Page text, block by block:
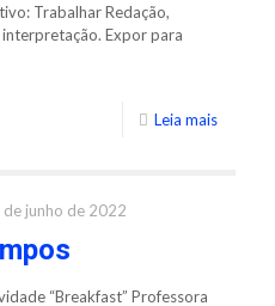
Trabalhar Redação,
Expor para
Leia mais
de junho de 2022
“Breakfast” Professora